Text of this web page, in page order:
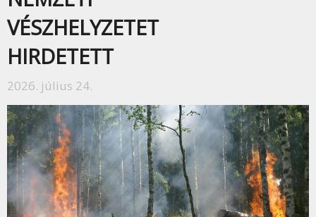
VÉSZHELYZETET
HIRDETETT
2026. július 24.